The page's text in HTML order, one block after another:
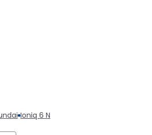
Ioniq 6 N